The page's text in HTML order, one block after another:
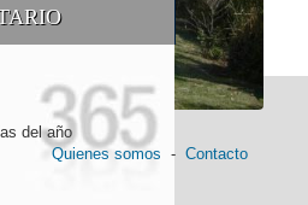
del año
Quienes somos - Contacto